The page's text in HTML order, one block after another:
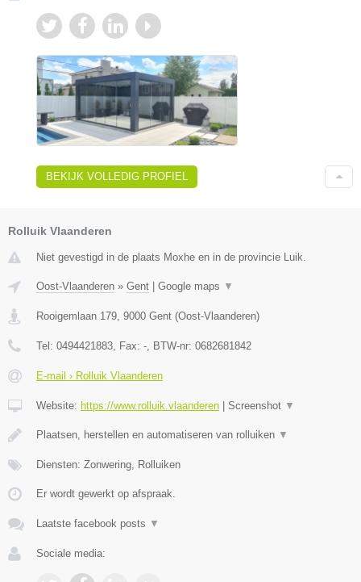
BEKIJK VOLLEDIG PROFIEL
Rolluik Vlaanderen
Niet gevestigd in de plaats Moxhe en in de provincie Luik.
Oost-Vlaanderen » Gent Google maps ▼
Rooigemlaan 179, 9000 Gent (Oost-Vlaanderen)
Tel: 0494421883, Fax: -, BTW-nr: 0682681842
E-mail › Rolluik Vlaanderen
Website: https://www.rolluik.vlaanderen Screenshot ▼
Plaatsen, herstellen en automatiseren van rolluiken ▼
Diensten: Zonwering, Rolluiken
Er wordt gewerkt op afspraak.
Laatste facebook posts ▼
Sociale media: